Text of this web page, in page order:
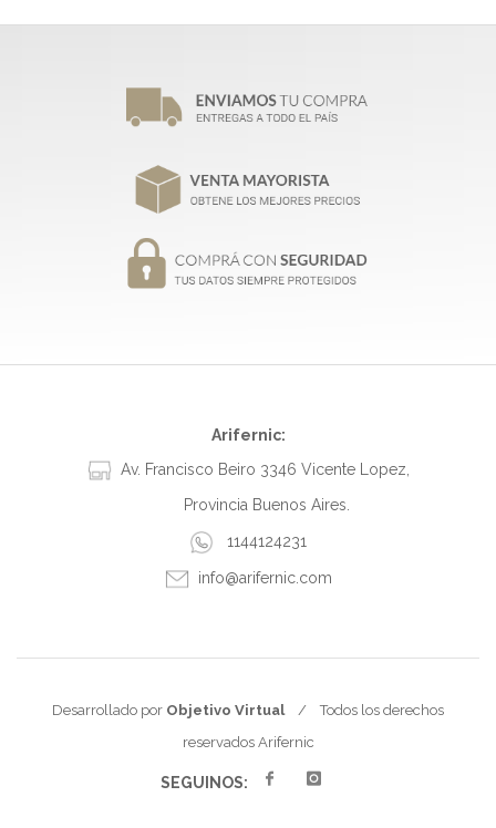
Arifernic:
Av. Francisco Beiro 3346 Vicente Lopez,
Provincia Buenos Aires.
1144124231
info@arifernic.com
Desarrollado por Objetivo Virtual/ Todos los derechos
reservados Arifernic
SEGUINOS: